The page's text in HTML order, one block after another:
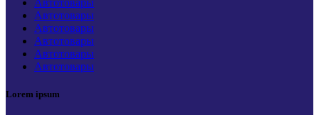
Автотовары
Автотовары
Автотовары
Автотовары
Автотовары
Lorem ipsum